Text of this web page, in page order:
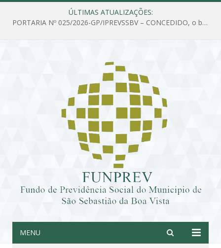
ÚLTIMAS ATUALIZAÇÕES:
PORTARIA Nº 025/2026-GP/IPREVSSBV – CONCEDIDO, o benefício de PENSÃO a MARIA ESTELA DOS SANTOS SOUZA
MENU